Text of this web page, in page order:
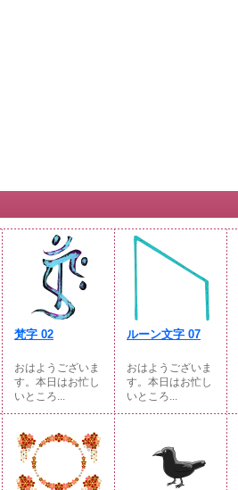
梵字 02
おはようございま
す。本日はお忙し
いところ...
ルーン文字 07
おはようございま
す。本日はお忙し
いところ...